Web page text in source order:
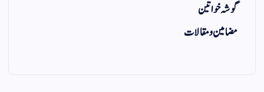
گوشہ خواتین
مضامین و مقالات